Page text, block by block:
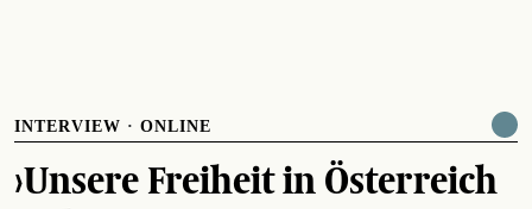
INTERVIEW · ONLINE
›Unsere Freiheit in Österreich